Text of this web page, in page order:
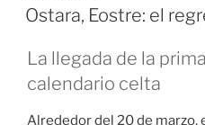
EL
Ostara, Eostre: el
La llegada de la
calendario celta
Alrededor del 20 de